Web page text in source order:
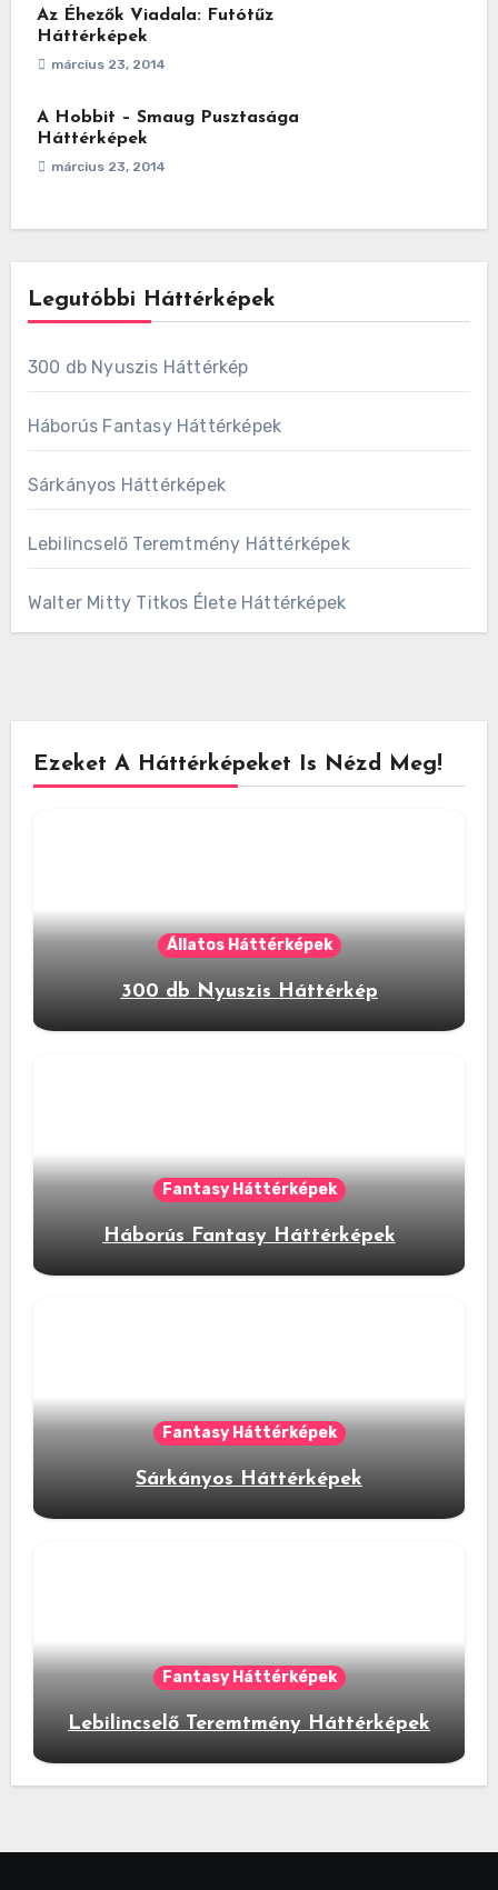
Az Éhezők Viadala: Futótűz
Háttérképek
március 23, 2014
A Hobbit – Smaug Pusztasága
Háttérképek
március 23, 2014
Legutóbbi Háttérképek
300 db Nyuszis Háttérkép
Háborús Fantasy Háttérképek
Sárkányos Háttérképek
Lebilincselő Teremtmény Háttérképek
Walter Mitty Titkos Élete Háttérképek
Ezeket A Háttérképeket Is Nézd Meg!
Állatos Háttérképek
300 db Nyuszis Háttérkép
Fantasy Háttérképek
Háborús Fantasy Háttérképek
Fantasy Háttérképek
Sárkányos Háttérképek
Fantasy Háttérképek
Lebilincselő Teremtmény Háttérképek